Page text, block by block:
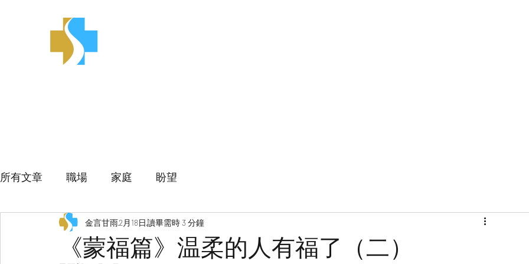
所有文章 職場 家庭 盼望
《蒙福篇》温柔的人有福了（二）
金言甘雨2月18日讀畢需時 3 分鐘